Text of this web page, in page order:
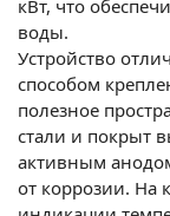
кВт, что
воды.
Устройство
способом
полезное
стали и покрыт
активным
от коррозии. На